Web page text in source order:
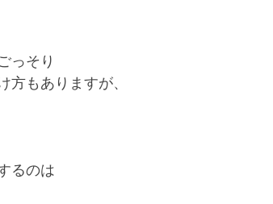
っそり
方もありますが、
るのは